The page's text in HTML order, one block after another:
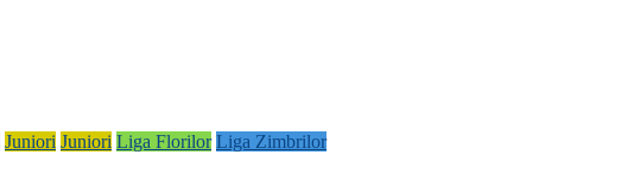
Juniori Juniori Liga Florilor Liga Zimbrilor